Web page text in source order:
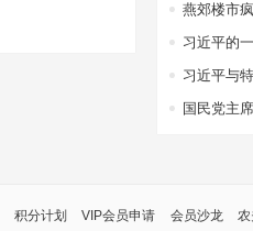
燕郊楼市
习近平的
积分计划 VIP会员申请 会员沙龙 农